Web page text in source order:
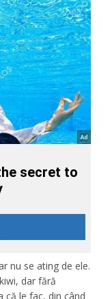
nu se ating de ele.
dar fără
că le fac, din când